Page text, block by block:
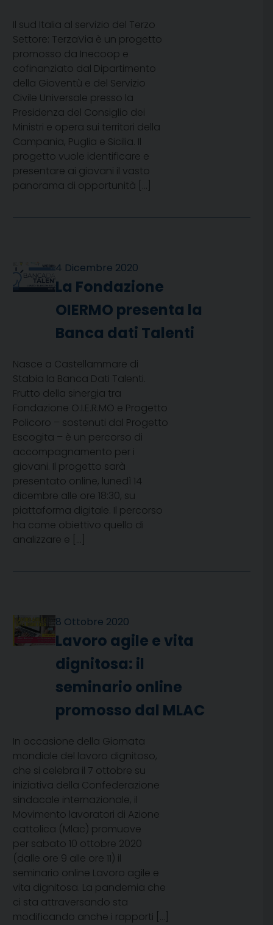
Il sud Italia al servizio del Terzo
Settore: TerzaVia è un progetto
promosso da Inecoop e
cofinanziato dal Dipartimento
della Gioventù e del Servizio
Civile Universale presso la
Presidenza del Consiglio dei
Ministri e opera sui territori della
Campania, Puglia e Sicilia. Il
progetto vuole identificare e
presentare ai giovani il vasto
panorama di opportunità […]
4 Dicembre 2020
La Fondazione
OIERMO presenta la
Banca dati Talenti
Nasce a Castellammare di
Stabia la Banca Dati Talenti.
Frutto della sinergia tra
Fondazione O.I.E.R.MO e Progetto
Policoro – sostenuti dal Progetto
Escogita – è un percorso di
accompagnamento per i
giovani. Il progetto sarà
presentato online, lunedì 14
dicembre alle ore 18:30, su
piattaforma digitale. Il percorso
ha come obiettivo quello di
analizzare e […]
8 Ottobre 2020
Lavoro agile e vita
dignitosa: il
seminario online
promosso dal MLAC
In occasione della Giornata
mondiale del lavoro dignitoso,
che si celebra il 7 ottobre su
iniziativa della Confederazione
sindacale internazionale, il
Movimento lavoratori di Azione
cattolica (Mlac) promuove
per sabato 10 ottobre 2020
(dalle ore 9 alle ore 11) il
seminario online Lavoro agile e
vita dignitosa. La pandemia che
ci sta attraversando sta
modificando anche i rapporti […]